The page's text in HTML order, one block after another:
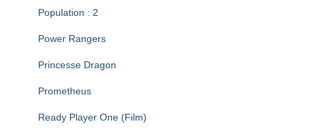
Population : 2
Power Rangers
Princesse Dragon
Prometheus
Ready Player One (Film)